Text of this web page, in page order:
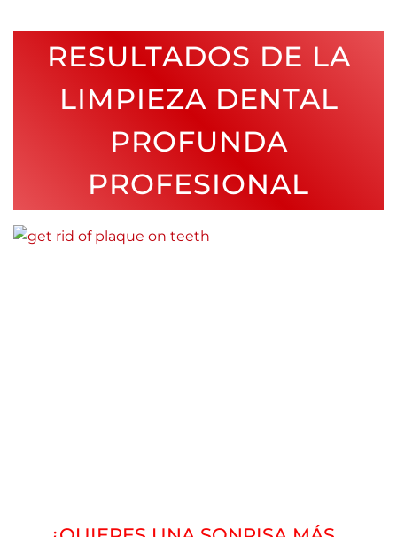
RESULTADOS DE LA
LIMPIEZA DENTAL
PROFUNDA
PROFESIONAL